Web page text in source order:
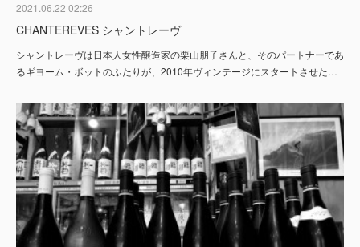
2021.06.22 02:26
CHANTEREVES シャントレーヴ
シャントレーヴは日本人女性醸造家の栗山朋子さんと、そのパートナーであ
るギヨーム・ボットのふたりが、2010年ヴィンテージにスタートさせた…